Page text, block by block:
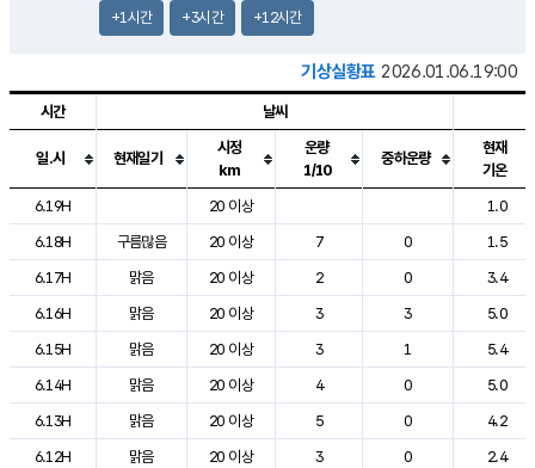
+1시간 +3시간 +12시간
기상실황표 2026.01.06.19:00
도시별 기상실황표로 지점, 날씨, 기온, 강수, 바람, 기압등을 안내한 표입
시간 날씨
일.시 현재일기
시정
km
운량
1/10
중하운량
현재
기온
6.19H
20 이상
1.0
6.18H
구름많음 20 이상 7 0
1.5
6.17H
맑음 20 이상 2 0
3.4
6.16H
맑음 20 이상 3 3
5.0
6.15H
맑음 20 이상 3 1
5.4
6.14H
맑음 20 이상 4 0
5.0
6.13H
맑음 20 이상 5 0
4.2
6.12H
맑음 20 이상 3 0
2.4